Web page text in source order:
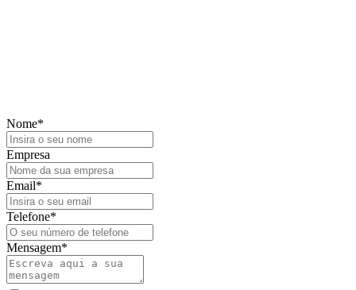
Nome*
Empresa
Email*
Telefone*
Mensagem*